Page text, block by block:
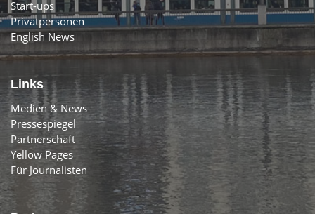
Start-ups
Privatpersonen
English News
Links
Medien & News
Pressespiegel
Partnerschaft
Yellow Pages
Für Journalisten